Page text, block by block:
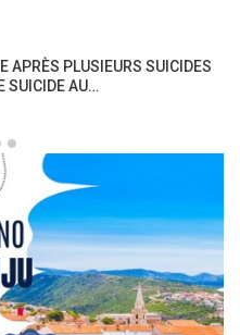
APRÈS PLUSIEURS SUICIDES
SUICIDE AU…